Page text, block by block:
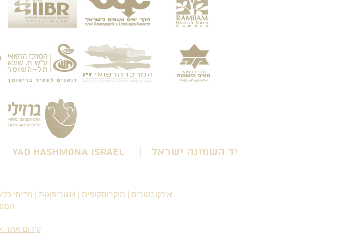
יד השמונה ישראל | Yad HaShmona Israel
אינקובטורים מיקרוסקופים צנטריפוגות מדיחי
קידום אתר